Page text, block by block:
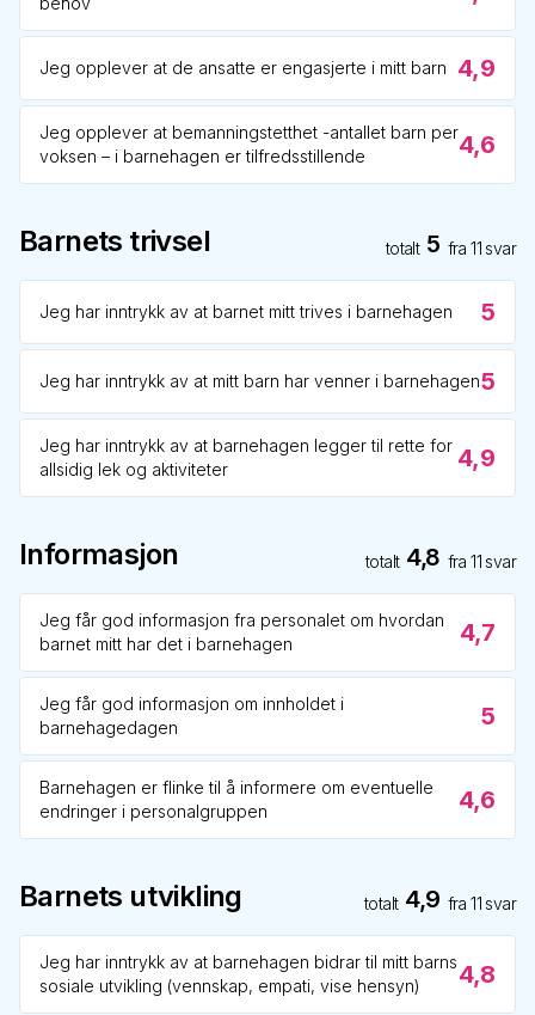
Jeg opplever at de ansatte er engasjerte i mitt barn 4,9
Jeg opplever at bemanningstetthet -antallet barn per
voksen – i barnehagen er tilfredsstillende
4,6
Barnets trivsel totalt 5 fra11 svar
Jeg har inntrykk av at barnet mitt trives i barnehagen 5
Jeg har inntrykk av at mitt barn har venner i barnehagen5
Jeg har inntrykk av at barnehagen legger til rette for
allsidig lek og aktiviteter
4,9
Informasjon totalt 4,8 fra11 svar
Jeg får god informasjon fra personalet om hvordan
barnet mitt har det i barnehagen
4,7
Jeg får god informasjon om innholdet i
barnehagedagen
5
Barnehagen er flinke til å informere om eventuelle
endringer i personalgruppen
4,6
Barnets utvikling totalt 4,9 fra11 svar
Jeg har inntrykk av at barnehagen bidrar til mitt barns
sosiale utvikling (vennskap, empati, vise hensyn)
4,8